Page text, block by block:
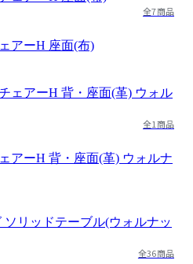
全7商品
アーH 座面(布)
全1商品
アーH 背・座面(革) ウォルナ
全36商品